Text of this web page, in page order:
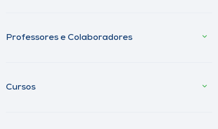
Professores e Colaboradores
Cursos